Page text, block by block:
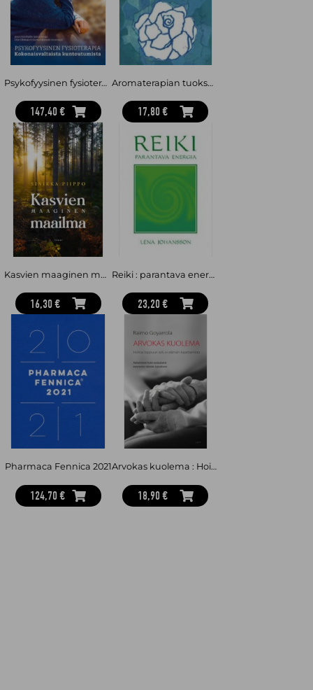
Psykofyysinen fysioterapia : kokonaisvaltaista kuntoutusta
147,40 €
Aromaterapian tuoksuvaa hoivaa
17,80 €
Kasvien maaginen maailma
16,30 €
Reiki : parantava energia
23,20 €
Pharmaca Fennica 2021
124,70 €
Arvokas kuolema : Hoitoa loppuun asti, ei elämän lopettamista : Palliatiivinen hoito vastauksena eutanasian väärään lupaukseen
18,90 €